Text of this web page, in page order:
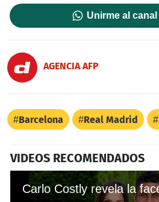
Unirme al
AGENCIA AFP
Barcelona Real Madrid
VIDEOS RECOMENDADOS